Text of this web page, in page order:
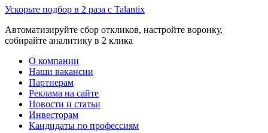
Ускорьте подбор в 2 раза с Talantix
Автоматизируйте сбор откликов, настройте воронку,
собирайте аналитику в 2 клика
О компании
Наши вакансии
Партнерам
Реклама на сайте
Новости и статьи
Инвесторам
Кандидаты по профессиям